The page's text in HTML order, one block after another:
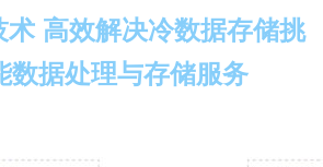
高效解决冷数据存储挑
数据处理与存储服务